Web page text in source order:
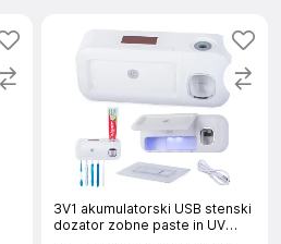
3V1 akumulatorski USB stenski
dozator zobne paste in UV